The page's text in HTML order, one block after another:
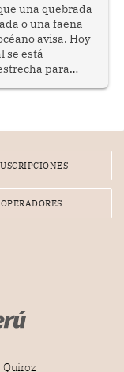
una quebrada
o una faena
avisa. Hoy
se está
para
OPERADORES
Quiroz